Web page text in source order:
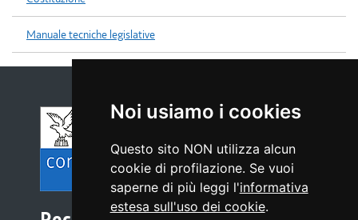
Noi usiamo i cookies
Questo sito NON utilizza alcun
cookie di profilazione. Se vuoi
saperne di più leggi l'informativa
estesa sull'uso dei cookie.
Manuale tecniche legislative